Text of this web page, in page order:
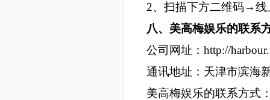
2、扫描下方二维码→
八、美高梅娱乐的联系
公司网址： http://
通讯地址：天津市滨海
美高梅娱乐的联系方式